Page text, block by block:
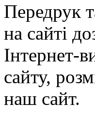
Передрук
на сайті
Інтернет-
сайту,
наш сайт.